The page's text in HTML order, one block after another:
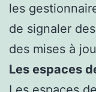
les
de signaler
des mises à
Les espaces